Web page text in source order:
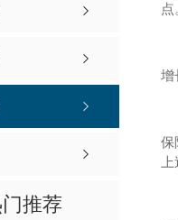
推荐
点
增
保